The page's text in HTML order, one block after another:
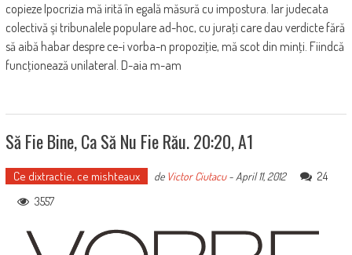
copieze Ipocrizia mă irită în egală măsură cu impostura. Iar judecata
colectivă şi tribunalele populare ad-hoc, cu juraţi care dau verdicte fără
să aibă habar despre ce-i vorba-n propoziţie, mă scot din minţi. Fiindcă
funcţionează unilateral. D-aia m-am
Să Fie Bine, Ca Să Nu Fie Rău. 20:20, A1
Ce dixtractie, ce mishteaux de Victor Ciutacu-April 11, 2012
24
3557